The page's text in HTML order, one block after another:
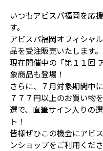
いつもアビスパ福岡を応
す。
アビスパ福岡オフィシャ
品を受注販売いたします。
現在開催中の「第１１回
象商品も登場！
さらに、７月対象期間中
７７７円以上のお買い物
選で、直筆サイン入りの
ト！
皆様ぜひこの機会にアビ
ンショップをご利用くださ